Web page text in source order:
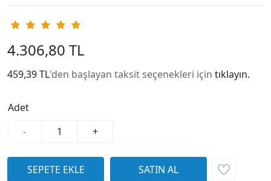
4.306,80 TL
459,39 TL'den başlayan taksit seçenekleri için tıklayın.
Adet
-
+